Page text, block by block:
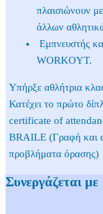
πλαισιώνουν
άλλων
Εμπνευστής
WORKOYT.
Υπήρξε αθλήτρια
Κατέχει το πρώτο
certificate of
BRAILE (Γραφή και
προβλήματα όρασης)
Συνεργάζεται με